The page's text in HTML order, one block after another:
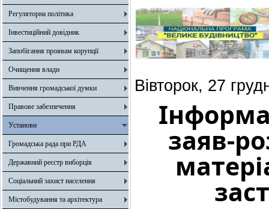
Регуляторна політика
Інвестиційний довідник
Запобігання проявам корупції
Очищення влади
Вивчення громадської думки
Правове забезпечення
Установи
Громадська рада при РДА
Державний реєстр виборців
Соціальний захист населення
Містобудування та архітектура
Вівторок, 27
заяв-